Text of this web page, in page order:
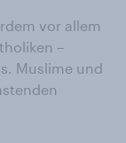
vor allem
–
Muslime und